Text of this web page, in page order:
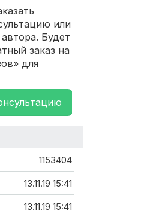
или
Будет
заказ на
для
1153404
13.11.19 15:41
13.11.19 15:41